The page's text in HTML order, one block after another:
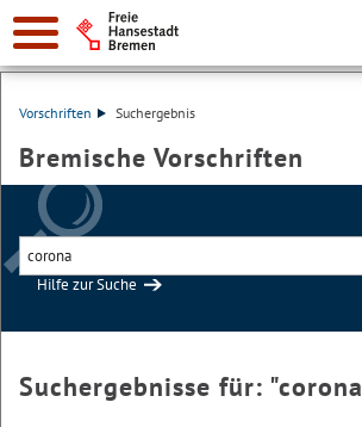
Vorschriften Suchergebnis
Bremische Vorschriften
Hilfe zur Suche
Suchergebnisse für: "corona